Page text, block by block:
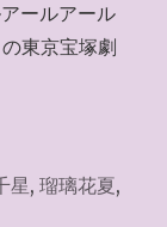
ールアール
東京宝塚劇
星, 瑠璃花夏,